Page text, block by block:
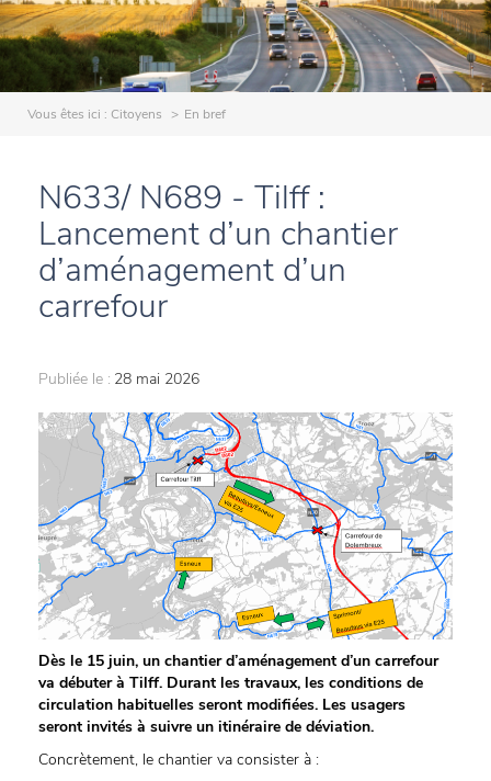
Vous êtes ici : Citoyens En bref
N633/ N689 - Tilff :
Lancement d’un chantier
d’aménagement d’un
carrefour
Publiée le : 28 mai 2026
Dès le 15 juin, un chantier d’aménagement d’un carrefour
va débuter à Tilff. Durant les travaux, les conditions de
circulation habituelles seront modifiées. Les usagers
seront invités à suivre un itinéraire de déviation.
Concrètement, le chantier va consister à :